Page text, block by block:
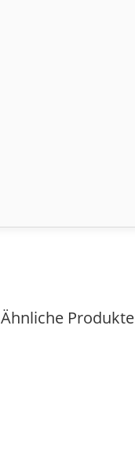
Ähnliche Produkte